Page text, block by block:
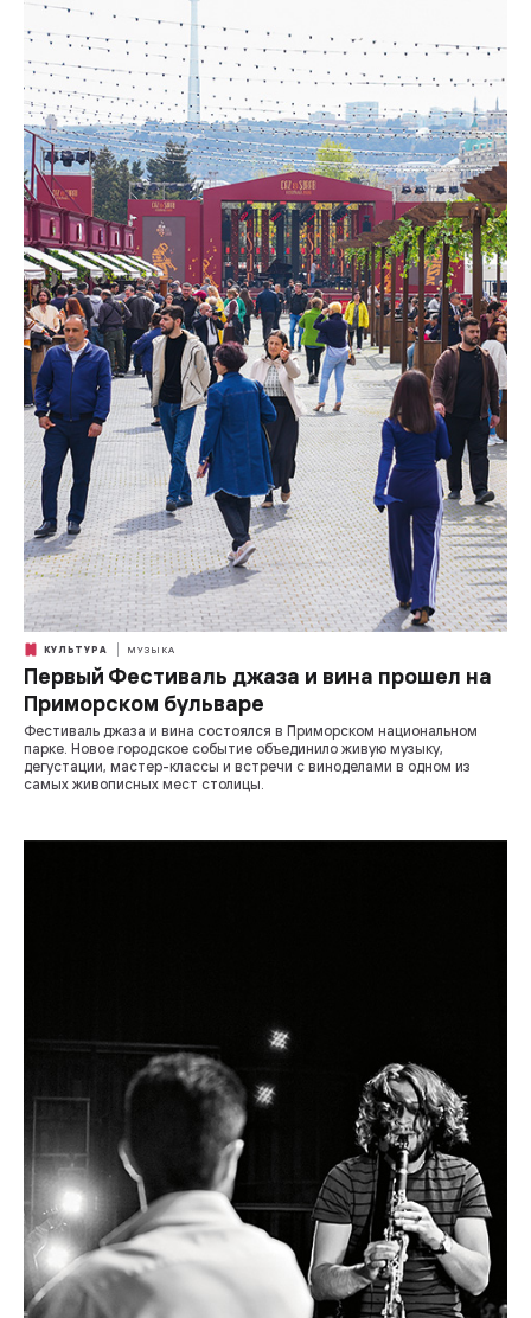
КУЛЬТУРА МУЗЫКА
Первый Фестиваль джаза и вина прошел на
Приморском бульваре
Фестиваль джаза и вина состоялся в Приморском национальном
парке. Новое городское событие объединило живую музыку,
дегустации, мастер-классы и встречи с виноделами в одном из
самых живописных мест столицы.